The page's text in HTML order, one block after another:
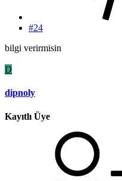
#24
bilgi verirmisin
D
dipnoly
Kayıtlı Üye